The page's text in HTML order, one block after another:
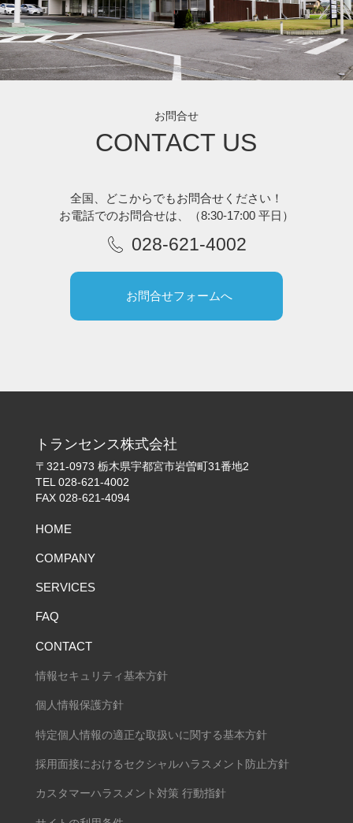
お問合せ
CONTACT US
全国、どこからでもお問合せください！
お電話でのお問合せは、
（8:30-17:00 平日）
028-621-4002
お問合せフォームへ
トランセンス株式会社
〒321-0973 栃木県宇都宮市岩曽町31番地2
TEL 028-621-4002
FAX 028-621-4094
HOME
COMPANY
SERVICES
FAQ
CONTACT
情報セキュリティ基本方針
個人情報保護方針
特定個人情報の適正な取扱いに関する基本方針
採用面接におけるセクシャルハラスメント防止方針
カスタマーハラスメント対策 行動指針